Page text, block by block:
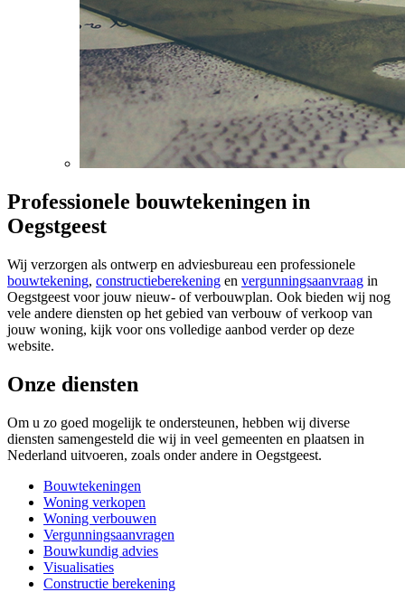
Professionele bouwtekeningen in
Oegstgeest
Wij verzorgen als ontwerp en adviesbureau een professionele
bouwtekening, constructieberekening en vergunningsaanvraag in
Oegstgeest voor jouw nieuw- of verbouwplan. Ook bieden wij nog
vele andere diensten op het gebied van verbouw of verkoop van
jouw woning, kijk voor ons volledige aanbod verder op deze
website.
Onze diensten
Om u zo goed mogelijk te ondersteunen, hebben wij diverse
diensten samengesteld die wij in veel gemeenten en plaatsen in
Nederland uitvoeren, zoals onder andere in Oegstgeest.
Bouwtekeningen
Woning verkopen
Woning verbouwen
Vergunningsaanvragen
Bouwkundig advies
Visualisaties
Constructie berekening